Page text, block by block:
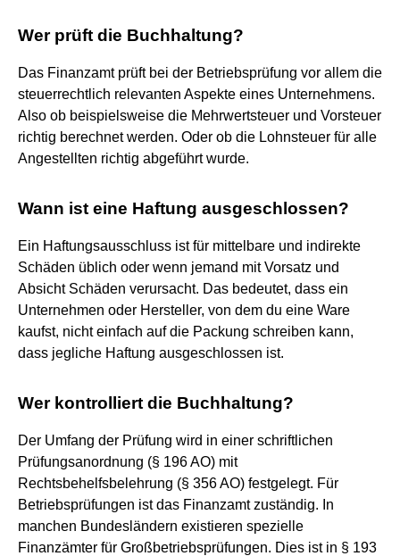
Wer prüft die Buchhaltung?
Das Finanzamt prüft bei der Betriebsprüfung vor allem die
steuerrechtlich relevanten Aspekte eines Unternehmens.
Also ob beispielsweise die Mehrwertsteuer und Vorsteuer
richtig berechnet werden. Oder ob die Lohnsteuer für alle
Angestellten richtig abgeführt wurde.
Wann ist eine Haftung ausgeschlossen?
Ein Haftungsausschluss ist für mittelbare und indirekte
Schäden üblich oder wenn jemand mit Vorsatz und
Absicht Schäden verursacht. Das bedeutet, dass ein
Unternehmen oder Hersteller, von dem du eine Ware
kaufst, nicht einfach auf die Packung schreiben kann,
dass jegliche Haftung ausgeschlossen ist.
Wer kontrolliert die Buchhaltung?
Der Umfang der Prüfung wird in einer schriftlichen
Prüfungsanordnung (§ 196 AO) mit
Rechtsbehelfsbelehrung (§ 356 AO) festgelegt. Für
Betriebsprüfungen ist das Finanzamt zuständig. In
manchen Bundesländern existieren spezielle
Finanzämter für Großbetriebsprüfungen. Dies ist in § 193